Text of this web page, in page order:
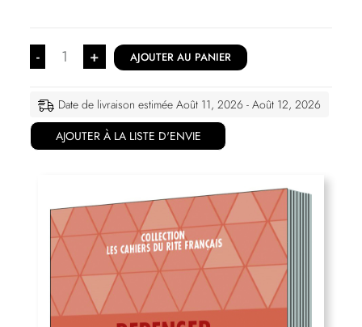
- + AJOUTER AU PANIER
Date de livraison estimée Août 11, 2026 - Août 12, 2026
AJOUTER À LA LISTE D'ENVIE